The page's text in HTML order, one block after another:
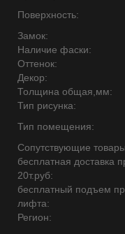
Поверхность:
Замок:
Наличие фаски:
Оттенок:
Декор:
Толщина общая,мм:
Тип рисунка:
Тип помещения:
Сопутствующие
бесплатная доставка
20т.руб:
бесплатный подъем
лифта:
Регион: